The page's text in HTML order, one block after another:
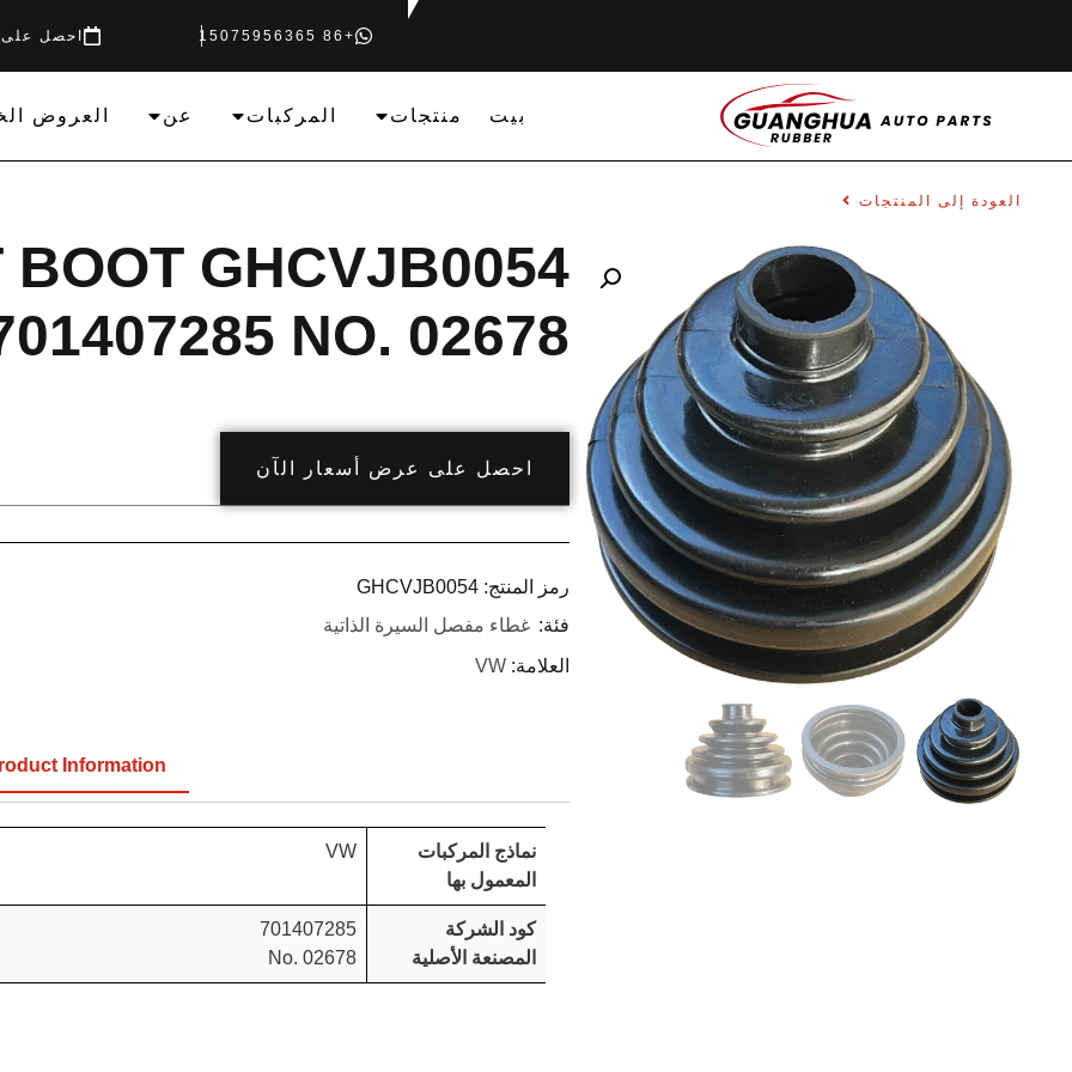
+86 15075956365 احصل
بيت منتجات المركبات عن العروض
العودة إلى المنتجات
BOOT GHCVJB0054
NO. 02678
احصل على عرض أسعار الآن
رمز المنتج: GHCVJB0054
فئة: غطاء مفصل السيرة الذاتية
العلامة: VW
Information
نماذج المركبات
المعمول بها
VW
كود الشركة
المصنعة الأصلية
701407285
No. 02678